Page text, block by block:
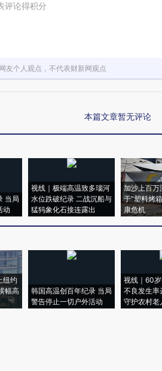
评论得积分
友个人观点，不代表财新网观点
本篇文章暂无评论
当局
动
视线｜极端高温致多瑙河
水位跌破纪录 二战沉船与
猛犸象化石接连露出
加沙上百万
于“塑料烤
康危机
纽约
幅高
韩国高温创百年纪录 当局
警告停止一切户外活动
视线｜60
不良发生率
守护农村老